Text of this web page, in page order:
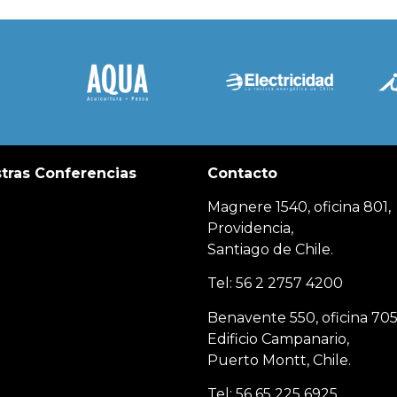
Conferencias Contacto
Magnere 1540, oficina 801,
Providencia,
Santiago de Chile.
Tel: 56 2 2757 4200
Benavente 550, oficina
Edificio Campanario,
Puerto Montt, Chile.